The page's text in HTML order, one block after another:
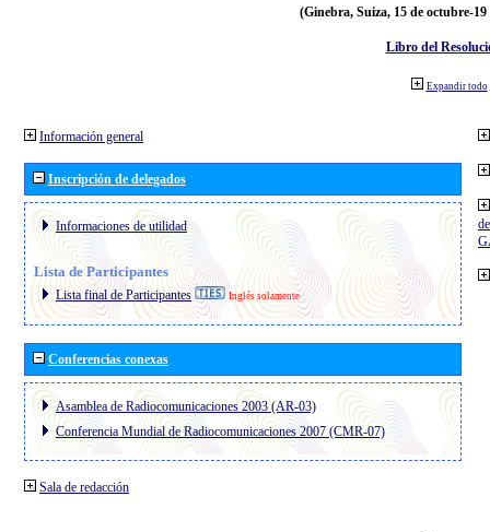
(Ginebra, Suiza, 15 de octubre-19
Libro del
Expandir todo
Información general
Inscripción de delegados
Informaciones de utilidad
Lista de Participantes
Lista final de Participantes Inglés solamente
Conferencias conexas
Asamblea de Radiocomunicaciones 2003 (AR-03)
Conferencia Mundial de Radiocomunicaciones 2007 (CMR-07)
Sala de redacción